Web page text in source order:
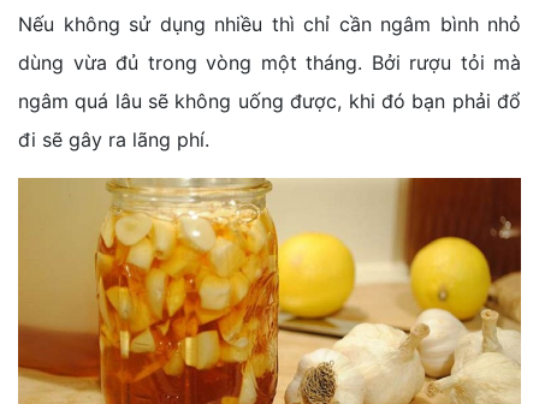
Nếu không sử dụng nhiều thì chỉ cần ngâm bình nhỏ
dùng vừa đủ trong vòng một tháng. Bởi rượu tỏi mà
ngâm quá lâu sẽ không uống được, khi đó bạn phải đổ
đi sẽ gây ra lãng phí.